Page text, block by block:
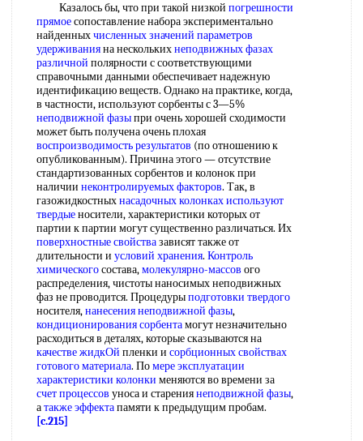
Казалось бы, что при такой низкой погрешности
прямоесопоставление набора экспериментально
найденныхчисленных значений параметров
удерживанияна несколькихнеподвижных фазах
различной полярности с соответствующими
справочными данными обеспечивает надежную
идентификацию веществ. Однако на практике, когда,
в частности, используют сорбенты с 3—5%
неподвижной фазыпри очень хорошей сходимости
может быть получена очень плохая
воспроизводимость результатов (по отношению к
опубликованным). Причина этого — отсутствие
стандартизованных сорбентов и колонок при
наличии неконтролируемых факторов. Так, в
газожидкостныхнасадочных колонкахиспользуют
твердыеносители, характеристики которых от
партии к партии могут существенно различаться. Их
поверхностные свойствазависят также от
длительности и условий хранения. Контроль
химическогосостава,молекулярно-массов ого
распределения, чистоты наносимых неподвижных
фаз не проводится. Процедурыподготовки твердого
носителя,нанесения неподвижной фазы,
кондиционирования сорбентамогут незначительно
расходиться в деталях, которые сказываются на
качестве жидкОй пленки и сорбционных свойствах
готового материала. Помере эксплуатации
характеристики колонки меняются во времени за
счет процессов уноса и старениянеподвижной фазы,
атакже эффектапамяти к предыдущим пробам.
[c.215]